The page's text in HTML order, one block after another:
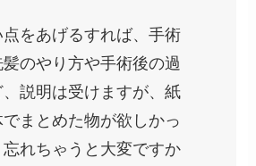
点をあげるすれば、手術
のやり方や手術後の過
、説明は受けますが、紙
まとめた物が欲しかっ
れちゃうと大変ですか